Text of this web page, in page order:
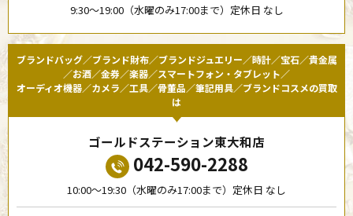
9:30〜19:00（水曜のみ17:00まで）定休日 なし
ブランドバッグ／ブランド財布／ブランドジュエリー／時計／宝石／貴金属
／お酒／金券／楽器／スマートフォン・タブレット／
オーディオ機器／カメラ／工具／骨董品／筆記用具／ブランドコスメの買取
は
ゴールドステーション東大和店
042-590-2288
10:00〜19:30（水曜のみ17:00まで）定休日 なし